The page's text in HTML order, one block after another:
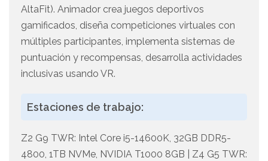
AltaFit). Animador crea juegos deportivos
gamificados, diseña competiciones virtuales con
múltiples participantes, implementa sistemas de
puntuación y recompensas, desarrolla actividades
inclusivas usando VR.
Estaciones de trabajo:
Z2 G9 TWR: Intel Core i5-14600K, 32GB DDR5-
4800, 1TB NVMe, NVIDIA T1000 8GB | Z4 G5 TWR: